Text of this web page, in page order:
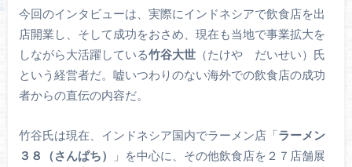
今回のインタビューは、実際にインドネシアで飲食店を出
店開業し、そして成功をおさめ、現在も当地で事業拡大を
しながら大活躍している竹谷大世（たけや だいせい）氏
という経営者だ。嘘いつわりのない海外での飲食店の成功
者からの直伝の内容だ。
竹谷氏は現在、インドネシア国内でラーメン店「ラーメン
３８（さんぱち）
」を中心に、その他飲食店を２７店舗展